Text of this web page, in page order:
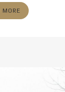
MORE